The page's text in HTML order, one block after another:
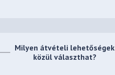
Milyen átvételi lehetőségek
közül választhat?